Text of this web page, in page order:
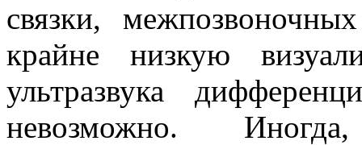
связки,
крайне низкую
ультразвука
невозможно.